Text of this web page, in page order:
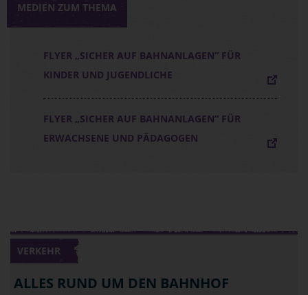
MEDIEN ZUM THEMA
FLYER „SICHER AUF BAHNANLAGEN“ FÜR
KINDER UND JUGENDLICHE
FLYER „SICHER AUF BAHNANLAGEN“ FÜR
ERWACHSENE UND PÄDAGOGEN
VERKEHR
ALLES RUND UM DEN BAHNHOF